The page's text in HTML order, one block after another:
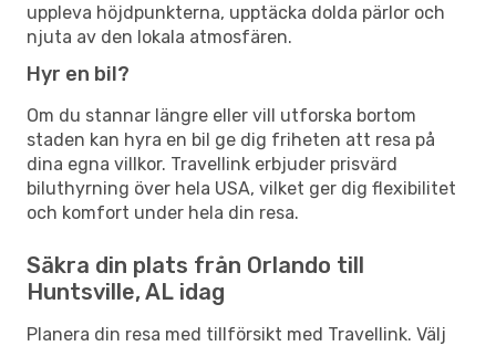
uppleva höjdpunkterna, upptäcka dolda pärlor och
njuta av den lokala atmosfären.
Hyr en bil?
Om du stannar längre eller vill utforska bortom
staden kan hyra en bil ge dig friheten att resa på
dina egna villkor. Travellink erbjuder prisvärd
biluthyrning över hela USA, vilket ger dig flexibilitet
och komfort under hela din resa.
Säkra din plats från Orlando till
Huntsville, AL idag
Planera din resa med tillförsikt med Travellink. Välj